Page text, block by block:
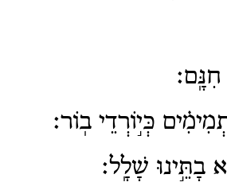
כְּי֣וֹרְדֵי בֽוֹר׃
בָתֵּ֣ינוּ שָׁלָֽל׃